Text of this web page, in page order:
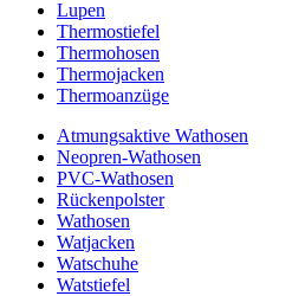
Lupen
Thermostiefel
Thermohosen
Thermojacken
Thermoanzüge
Atmungsaktive Wathosen
Neopren-Wathosen
PVC-Wathosen
Rückenpolster
Wathosen
Watjacken
Watschuhe
Watstiefel